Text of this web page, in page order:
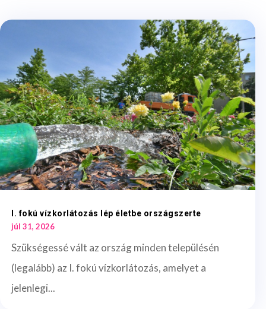
I. fokú vízkorlátozás lép életbe országszerte
júl 31, 2026
Szükségessé vált az ország minden településén
(legalább) az I. fokú vízkorlátozás, amelyet a
jelenlegi...